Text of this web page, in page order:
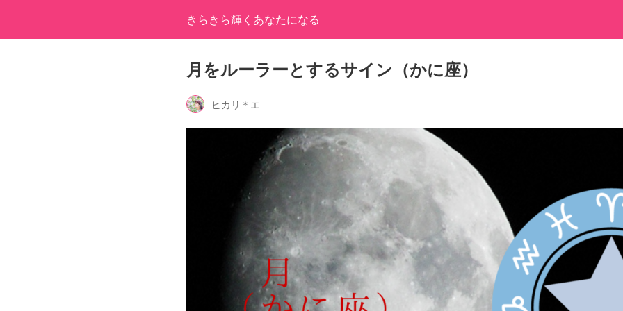
きらきら輝くあなたになる
月をルーラーとするサイン（かに座）
ヒカリ＊エ